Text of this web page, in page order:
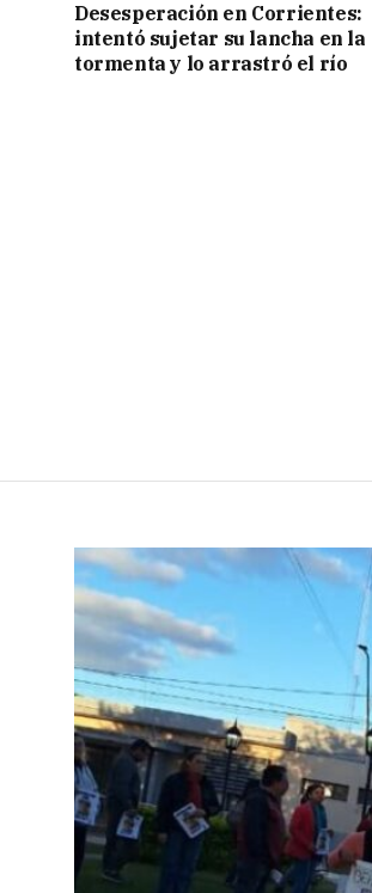
Desesperación en Corrientes:
intentó sujetar su lancha en la
tormenta y lo arrastró el río